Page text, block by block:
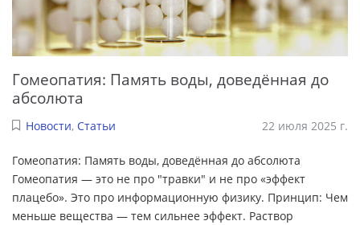
Гомеопатия: Память воды, доведённая до
абсолюта
Новости, Статьи 22 июля 2025 г.
Гомеопатия: Память воды, доведённая до абсолюта
Гомеопатия — это не про "травки" и не про «эффект
плацебо». Это про информационную физику. Принцип: Чем
меньше вещества — тем сильнее эффект. Раствор